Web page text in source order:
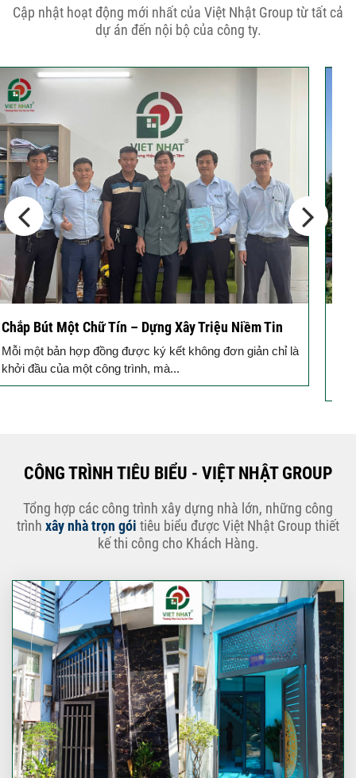
THÔNG BÁO KẾ HOẠCH TĂNG ĐƠN
GIÁ XÂY DỰNG NHÀ...
Thép Râu Tường – Kinh Nghiệm Thi
Công Chuẩn Kỹ...
10 Vị Trí Nên Xây Gạch Đinh – Chủ
Đầu...
Cập nhật hoạt động mới nhất của Việt Nhật Group từ tất cả
dự án đến nội bộ của công ty.
Động Thổ Xây Nhà – Khởi Đầu Vững Chắc, An Tâm
Đồng Hành
Mỗi ngôi nhà được khởi công động thổ là thêm một viên
gạch xây dựng nên niềm tin của Quý...
CÔNG TRÌNH TIÊU BIỂU - VIỆT NHẬT GROUP
Tổng hợp các công trình xây dựng nhà lớn, những công
trình xây nhà trọn gói tiêu biểu được Việt Nhật Group thiết
kế thi công cho Khách Hàng.